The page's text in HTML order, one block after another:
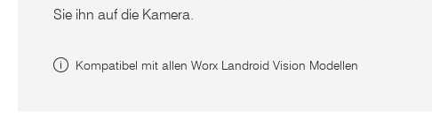
Sie ihn auf die Kamera.
Kompatibel mit allen Worx Landroid Vision Modellen